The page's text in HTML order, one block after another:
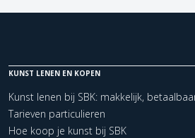
KUNST LENEN EN KOPEN
Kunst lenen bij SBK: makkelijk,
Tarieven particulieren
Hoe koop je kunst bij SBK